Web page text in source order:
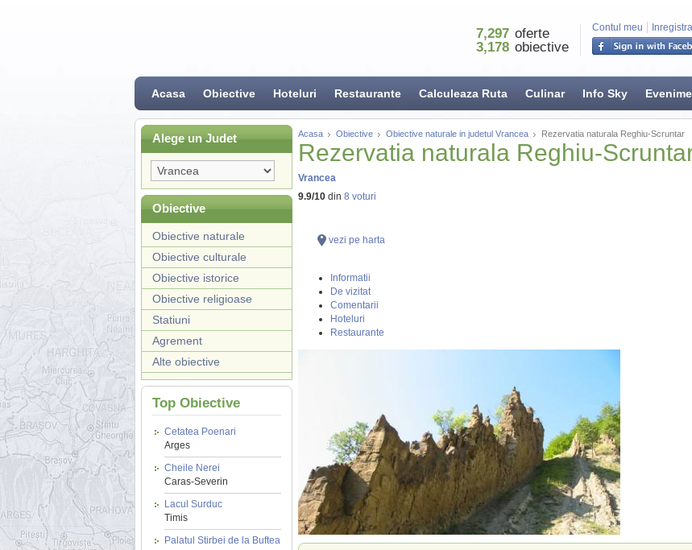
Contul meu
7,297 oferte
3,178 obiective
Acasa Obiective Hoteluri Restaurante Calculeaza Ruta Culinar Info Sky
Alege un Judet
Obiective
Obiective naturale
Obiective culturale
Obiective istorice
Obiective religioase
Statiuni
Agrement
Alte obiective
Top Obiective
Cetatea Poenari
Arges
Cheile Nerei
Caras-Severin
Lacul Surduc
Timis
Palatul Stirbei de la Buftea
Acasa Obiective Obiective naturale in judetul Vrancea Rezervatia naturala Reghiu-Scruntar
Rezervatia naturala Reghiu-
Vrancea
9.9/10din 8 voturi
vezi pe harta
Informatii
De vizitat
Comentarii
Hoteluri
Restaurante